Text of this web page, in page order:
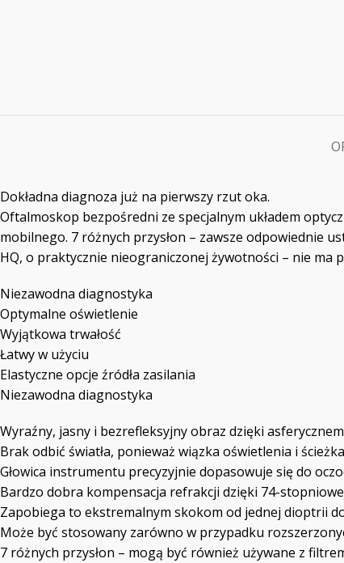
Dokładna diagnoza już na pierwszy rzut oka.
Oftalmoskop bezpośredni ze specjalnym układem
mobilnego. 7 różnych przysłon – zawsze odpowiednie
HQ, o praktycznie nieograniczonej żywotności – nie ma
Niezawodna diagnostyka
Optymalne oświetlenie
Wyjątkowa trwałość
Łatwy w użyciu
Elastyczne opcje źródła zasilania
Niezawodna diagnostyka
Wyraźny, jasny i bezrefleksyjny obraz dzięki
Brak odbić światła, ponieważ wiązka oświetlenia i
Głowica instrumentu precyzyjnie dopasowuje się do
Bardzo dobra kompensacja refrakcji dzięki 74-
Zapobiega to ekstremalnym skokom od jednej dioptrii
Może być stosowany zarówno w przypadku
7 różnych przysłon – mogą być również używane z